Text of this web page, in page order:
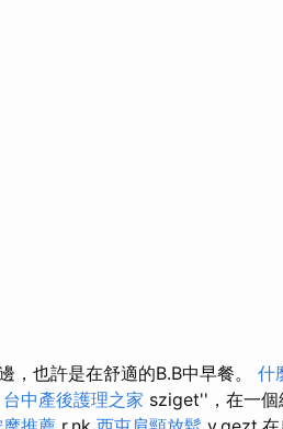
，也許是在舒適的B.B中早餐。 什
台中產後護理之家 sziget''，在一個